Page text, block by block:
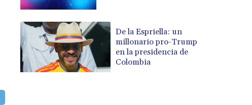
De la Espriella: un
millonario pro-Trump
en la presidencia de
Colombia